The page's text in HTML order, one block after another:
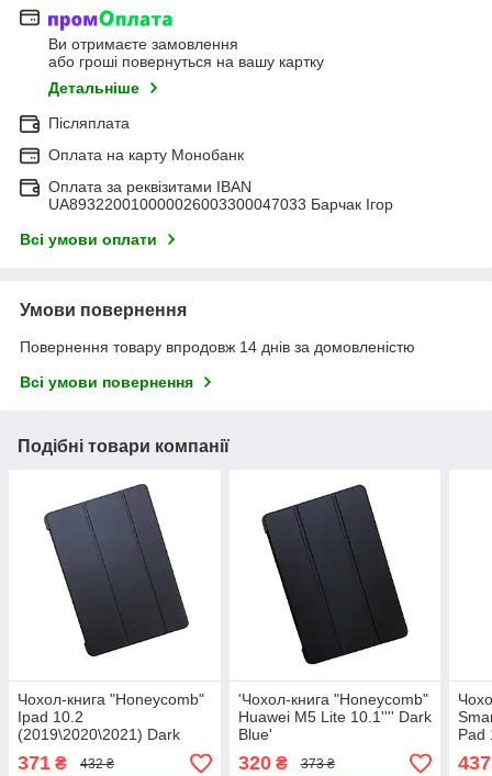
Ви отримаєте замовлення
або гроші повернуться на вашу картку
Детальніше
Післяплата
Оплата на карту Монобанк
Оплата за реквізитами IBAN
UA893220010000026003300047033 Барчак Ігор
Всі умови оплати
Умови повернення
Повернення товару впродовж 14 днів за домовленістю
Всі умови повернення
Подібні товари компанії
Чохол-книга "Honeycomb"
Ipad 10.2
(2019\2020\2021) Dark
Blue
371 ₴ 432 ₴
'Чохол-книга "Honeycomb"
Huawei M5 Lite 10.1'''' Dark
Blue'
320₴ 373 ₴
Pad
437